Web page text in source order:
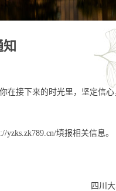
在接下来的时光里，坚定信心
yzks.zk789.cn/填报相关信息。
四川